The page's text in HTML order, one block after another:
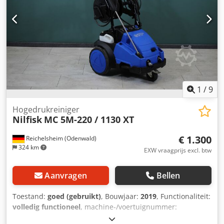
aan de achterkant van het apparaat maken een snelle en
eenvoudige toepassing van het reinigingsmiddel mogelijk.
De draaiknop voor de reinigingsmiddeldosering bevindt
zich op dezelfde plaats. Technische specificaties: Druk:
max. 165 bar Reinigingskracht: 3,0 Maximale
toevoertemperatuur: 60 graden Dsdjzl Tu Ajpfx Afwock
Gewicht: 38 kg
1 /9
Reichelsheim (Odenwald)
324 km
Hogedrukreiniger
Nilfisk MC 5M-220 / 1130 XT
€ 1.300
EXW vraagprijs excl. btw
Aanvragen Bellen
Toestand: goed (gebruikt), Bouwjaar: 2019, Functionaliteit:
volledig functioneel, machine-/voertuignummer:
, bedrijfsdruk:220 bar